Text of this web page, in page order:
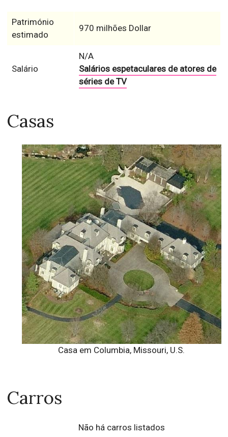
Património
estimado
970 milhões Dollar
Salário
N/A
Salários espetaculares de atores de
séries de TV
Casas
Casa em Columbia, Missouri, U.S.
Carros
Não há carros listados